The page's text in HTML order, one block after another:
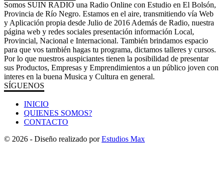
Somos SUIN RADIO una Radio Online con Estudio en El Bolsón,
Provincia de Río Negro. Estamos en el aire, transmitiendo vía Web
y Aplicación propia desde Julio de 2016 Además de Radio, nuestra
página web y redes sociales presentación información Local,
Provincial, Nacional e Internacional. También brindamos espacio
para que vos también hagas tu programa, dictamos talleres y cursos.
Por lo que nuestros auspiciantes tienen la posibilidad de presentar
sus Productos, Empresas y Emprendimientos a un público joven con
interes en la buena Musica y Cultura en general.
SÍGUENOS
INICIO
QUIENES SOMOS?
CONTACTO
© 2026 - Diseño realizado porEstudios Max